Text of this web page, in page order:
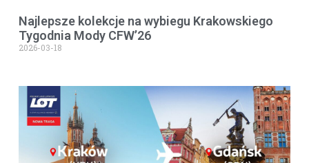
Najlepsze kolekcje na wybiegu Krakowskiego
Tygodnia Mody CFW’26
2026-03-18